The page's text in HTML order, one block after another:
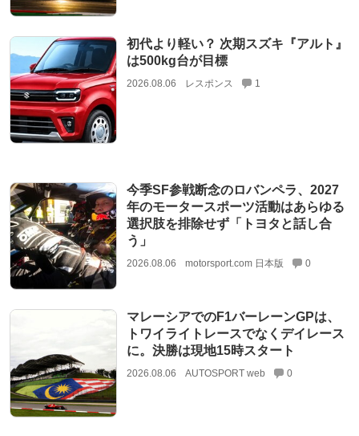
初代より軽い？ 次期スズキ『アルト』
は500kg台が目標
2026.08.06 レスポンス 1
今季SF参戦断念のロバンペラ、2027
年のモータースポーツ活動はあらゆる
選択肢を排除せず「トヨタと話し合
う」
2026.08.06 motorsport.com 日本版 0
マレーシアでのF1バーレーンGPは、
トワイライトレースでなくデイレース
に。決勝は現地15時スタート
2026.08.06 AUTOSPORT web 0